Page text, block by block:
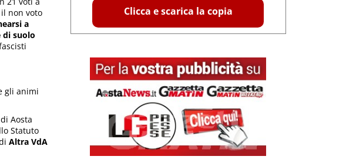
non voto
a
di suolo
gli animi
Aosta
Statuto
Altra VdA
Clicca e scarica la copia